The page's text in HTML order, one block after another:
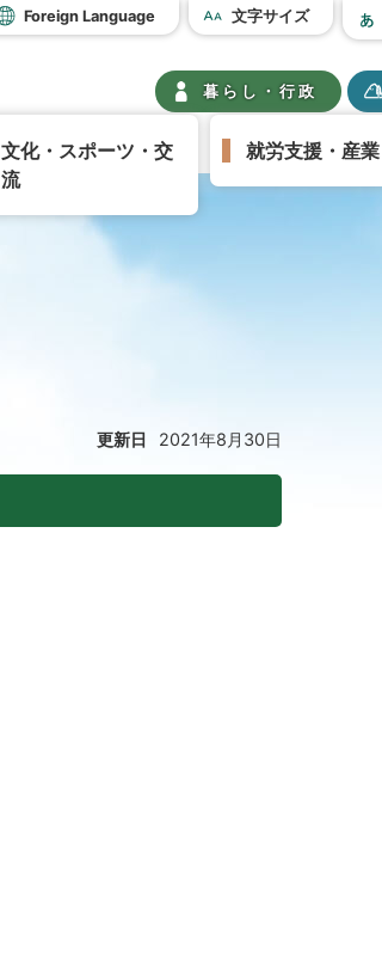
Foreign Language 文字サイズ
暮らし・行政
文化・スポーツ・交
流
就労支援・産業
更新日 2021年8月30日